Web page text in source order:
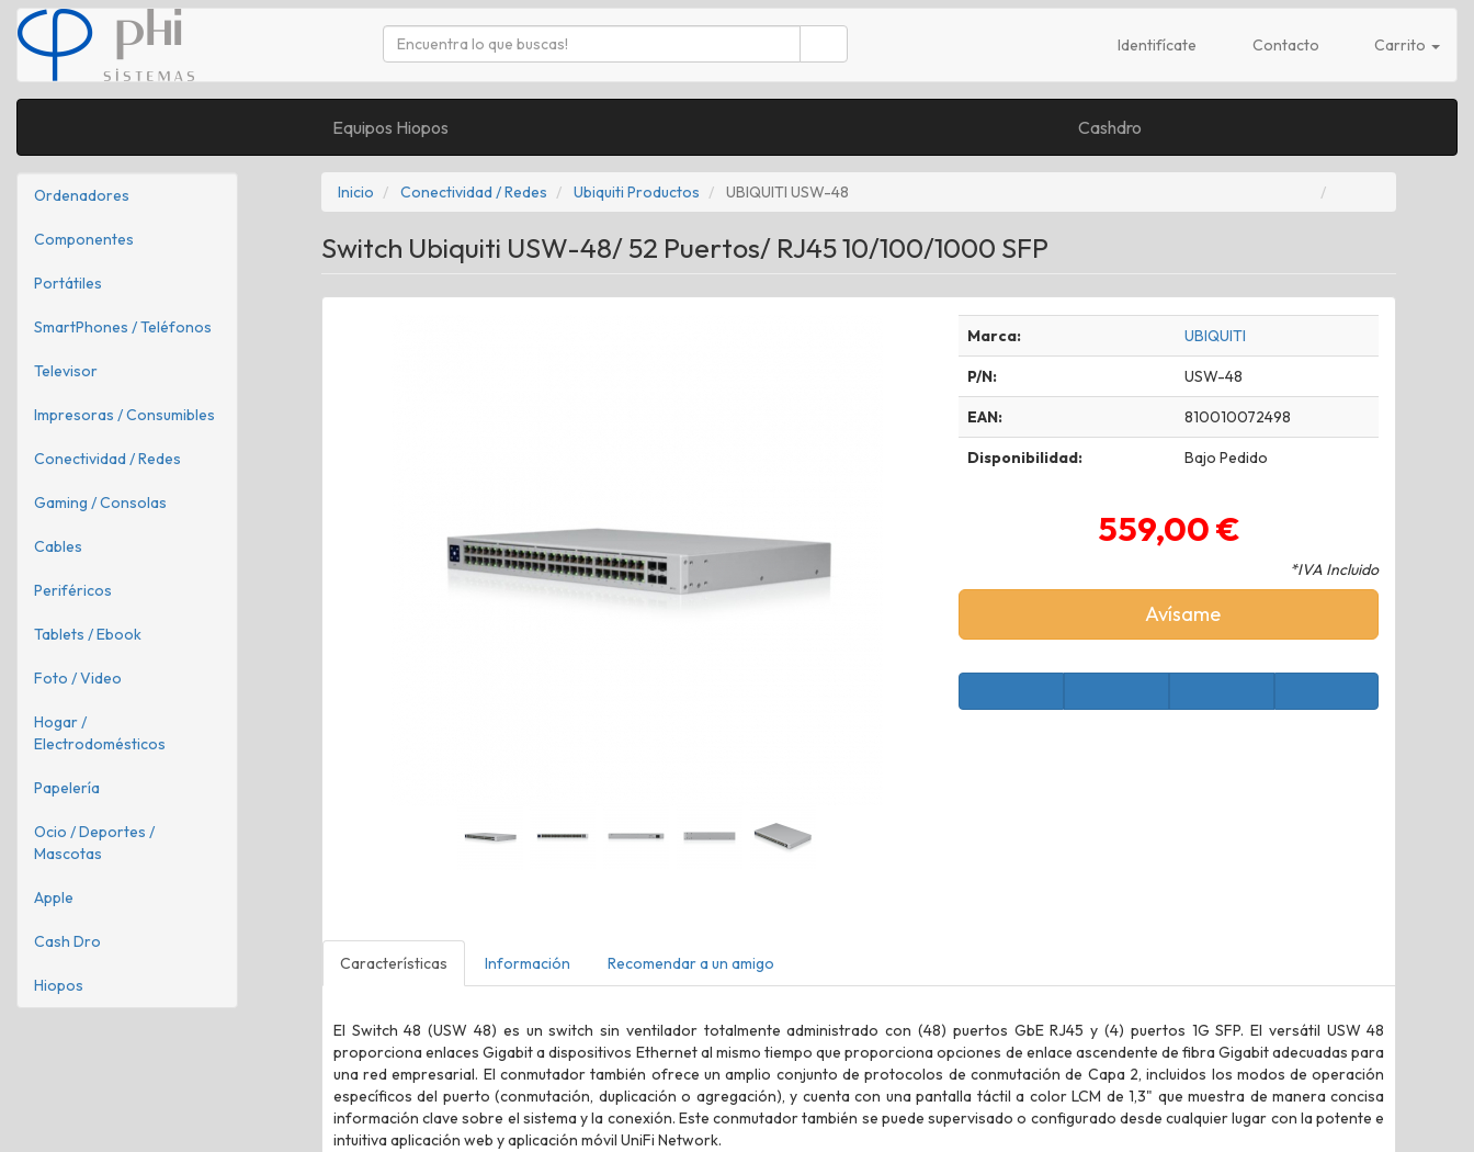
Identifícate Contacto Carrito
Equipos Hiopos Cashdro
Ordenadores
Componentes
Portátiles
SmartPhones / Teléfonos
Televisor
Impresoras / Consumibles
Conectividad / Redes
Gaming / Consolas
Cables
Periféricos
Tablets / Ebook
Foto / Video
Hogar /
Electrodomésticos
Papelería
Ocio / Deportes /
Mascotas
Apple
Cash Dro
Hiopos
Inicio Conectividad / Redes Ubiquiti Productos UBIQUITI USW-48
Switch Ubiquiti USW-48/ 52 Puertos/ RJ45 10/100/1000 SFP
Marca: UBIQUITI
P/N: USW-48
EAN: 810010072498
Disponibilidad: Bajo Pedido
559,00 €
*IVA Incluido
Avísame
Características Información Recomendar a un amigo
El Switch 48 (USW 48) es un switch sin ventilador totalmente administrado con (48) puertos GbE RJ45 y (4) puertos 1G SFP. El versátil USW 48
proporciona enlaces Gigabit a dispositivos Ethernet al mismo tiempo que proporciona opciones de enlace ascendente de fibra Gigabit adecuadas para
una red empresarial. El conmutador también ofrece un amplio conjunto de protocolos de conmutación de Capa 2, incluidos los modos de operación
específicos del puerto (conmutación, duplicación o agregación), y cuenta con una pantalla táctil a color LCM de 1,3" que muestra de manera concisa
información clave sobre el sistema y la conexión. Este conmutador también se puede supervisado o configurado desde cualquier lugar con la potente e
intuitiva aplicación web y aplicación móvil UniFi Network.